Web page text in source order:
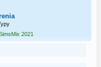
2021